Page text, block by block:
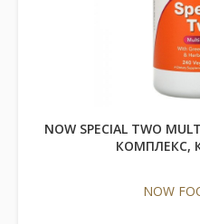
NOW SPECIAL TWO
КОМПЛЕКС,
NOW